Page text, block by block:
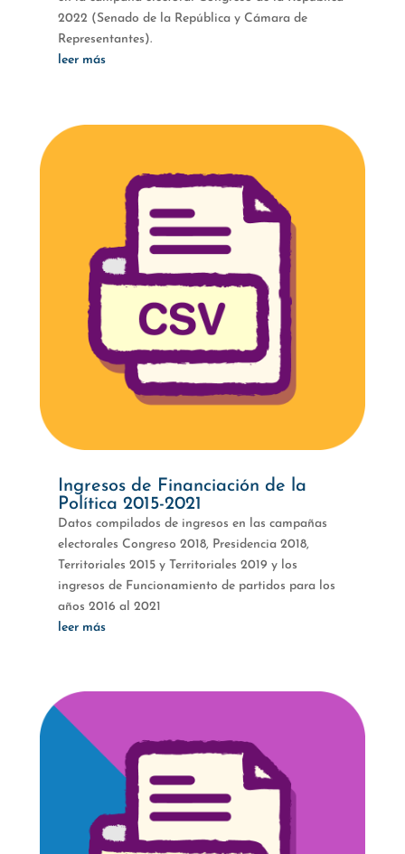
2022 (Senado de la República y Cámara de
Representantes).
leer más
Ingresos de Financiación de la
Política 2015-2021
Datos compilados de ingresos en las campañas
electorales Congreso 2018, Presidencia 2018,
Territoriales 2015 y Territoriales 2019 y los
ingresos de Funcionamiento de partidos para los
años 2016 al 2021
leer más